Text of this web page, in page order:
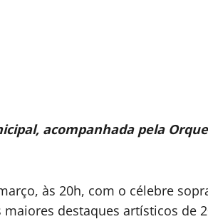
acompanhada pela
às 20h, com o célebre
destaques artísticos de